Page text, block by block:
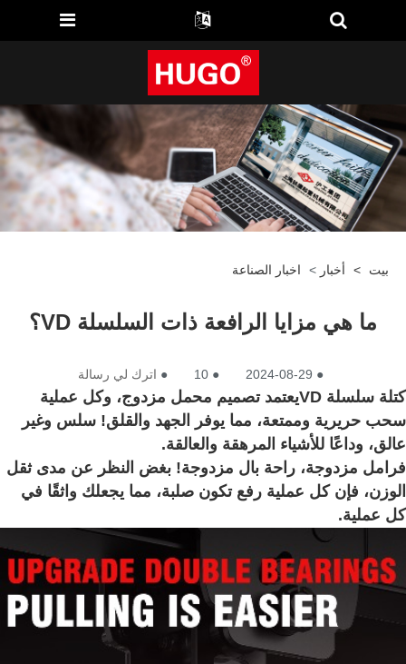
بيت > أخبار > اخبار الصناعة
ما هي مزايا الرافعة ذات السلسلة VD؟
●
2024-08-29
●
10
● اترك لي رسالة
كتلة سلسلة VD
يعتمد تصميم محمل مزدوج، وكل عملية
سحب حريرية وممتعة، مما يوفر الجهد والقلق! سلس وغير
عالق، وداعًا للأشياء المرهقة والعالقة.
فرامل مزدوجة، راحة بال مزدوجة! بغض النظر عن مدى ثقل
الوزن، فإن كل عملية رفع تكون صلبة، مما يجعلك واثقًا في
كل عملية.